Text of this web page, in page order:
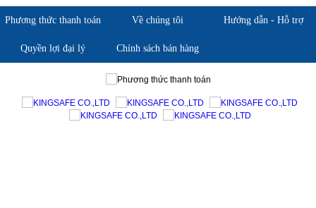
Phương thức thanh toán Về chúng tôi Hướng dẫn - Hỗ trợ
Quyền lợi đại lý Chính sách bán hàng